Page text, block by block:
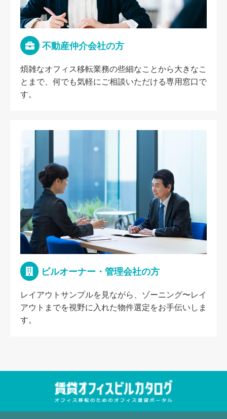
不動産仲介会社の方
煩雑なオフィス移転業務の些細なことから大きなこ
とまで、何でも気軽にご相談いただける専用窓口で
す。
ビルオーナー・管理会社の方
レイアウトサンプルを見ながら、ゾーニング〜レイ
アウトまでを視野に入れた物件選定をお手伝いしま
す。